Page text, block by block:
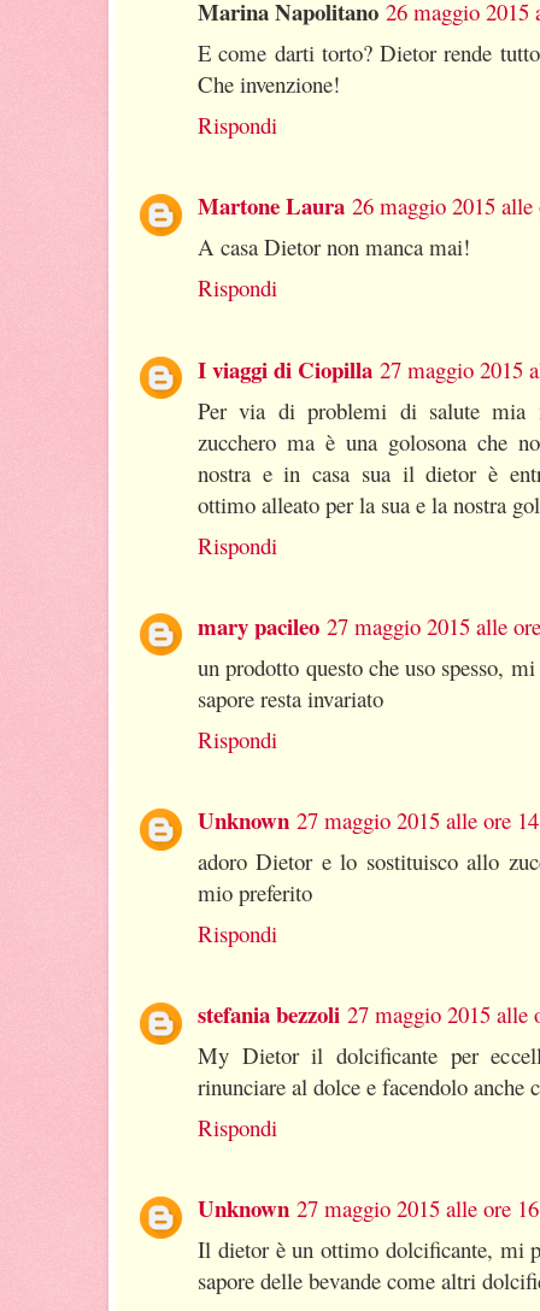
Marina Napolitano 26 maggio 2015
E come darti torto? Dietor rende
Che invenzione!
Rispondi
Martone Laura 26 maggio 2015 alle
A casa Dietor non manca mai!
Rispondi
I viaggi di Ciopilla 27 maggio 2015
Per via di problemi di salute mia
zucchero ma è una golosona che
nostra e in casa sua il dietor è
ottimo alleato per la sua e la nostra
Rispondi
mary pacileo 27 maggio 2015 alle
un prodotto questo che uso spesso,
sapore resta invariato
Rispondi
Unknown 27 maggio 2015 alle ore
adoro Dietor e lo sostituisco allo
mio preferito
Rispondi
stefania bezzoli 27 maggio 2015 alle
My Dietor il dolcificante per
rinunciare al dolce e facendolo anche
Rispondi
Unknown 27 maggio 2015 alle ore
Il dietor è un ottimo dolcificante, mi
sapore delle bevande come altri